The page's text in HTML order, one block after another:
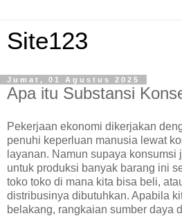
Site123
Jumat, 01 Agustus 2025
Apa itu Substansi
Pekerjaan ekonomi dikerjakan
penuhi keperluan manusia lewat
layanan. Namun supaya
untuk produksi banyak barang ini
toko toko di mana kita bisa beli,
distribusinya dibutuhkan. Apabila
belakang, rangkaian sumber daya